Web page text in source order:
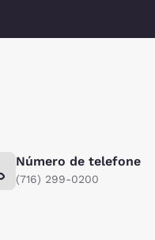
Número de telefone
(716) 299-0200